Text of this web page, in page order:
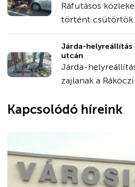
Ráfutásos
történt csütörtök
Járda-helyreállítás
utcán
Járda-
zajlanak a
Kapcsolódó híreink